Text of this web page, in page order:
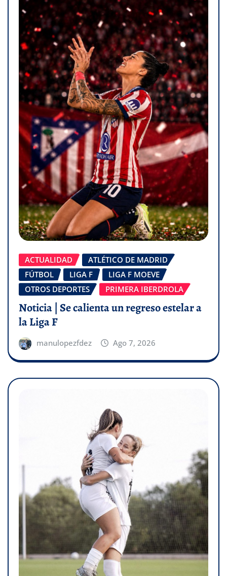
ACTUALIDAD
ATLÉTICO DE MADRID
FÚTBOL
LIGA F
LIGA F MOEVE
OTROS DEPORTES
PRIMERA IBERDROLA
Noticia | Se calienta un regreso estelar a
la Liga F
manulopezfdez Ago 7, 2026